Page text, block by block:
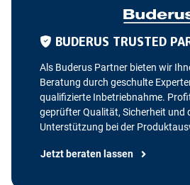
BUDERUS TRUSTED
Als Buderus Partner bieten wir
Beratung durch geschulte
qualifizierte Inbetriebnahme.
geprüfter Qualität, Sicherheit und
Unterstützung bei der
Jetzt beraten lassen